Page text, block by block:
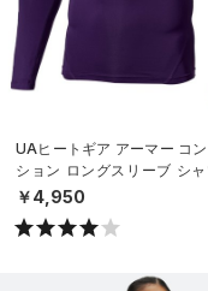
UAヒートギア アーマー コ
ション ロングスリーブ シャ
レーニング/MEN）
￥4,950